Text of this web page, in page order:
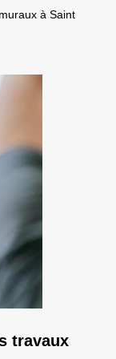
à Saint
travaux